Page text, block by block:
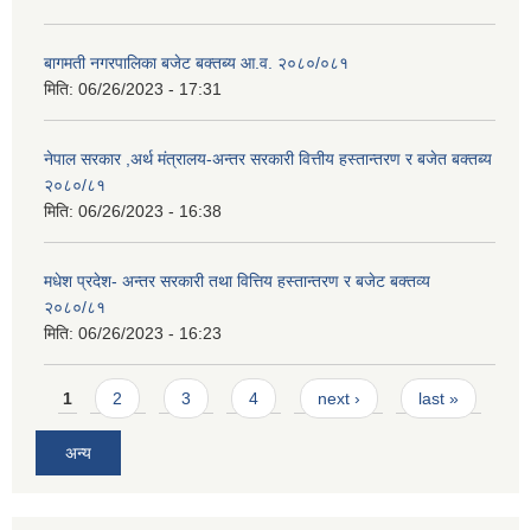
बागमती नगरपालिका बजेट बक्तब्य आ.व. २०८०/०८१
मिति: 06/26/2023 - 17:31
नेपाल सरकार ,अर्थ मंत्रालय-अन्तर सरकारी वित्तीय हस्तान्तरण र बजेत बक्तब्य
२०८०/८१
मिति: 06/26/2023 - 16:38
मधेश प्रदेश- अन्तर सरकारी तथा वित्तिय हस्तान्तरण र बजेट बक्तव्य
२०८०/८१
मिति: 06/26/2023 - 16:23
Pages
1 2 3 4 next › last »
अन्य